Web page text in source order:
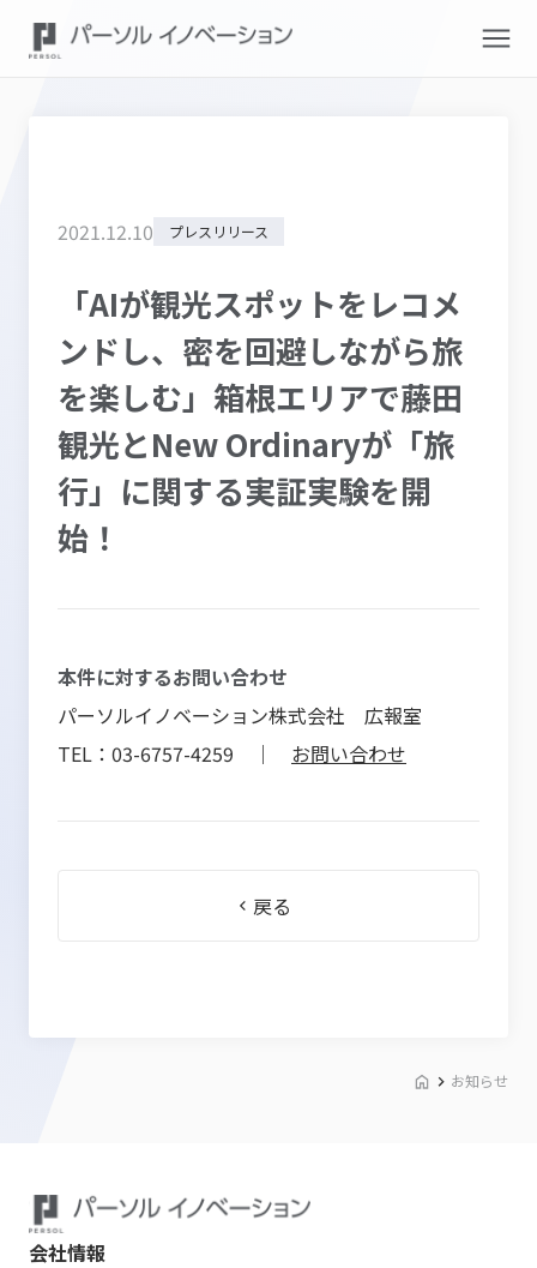
2021.12.10 プレスリリース
「AIが観光スポットをレコメ
ンドし、密を回避しながら旅
を楽しむ」箱根エリアで藤田
観光とNew Ordinaryが「旅
行」に関する実証実験を開
始！
本件に対するお問い合わせ
パーソルイノベーション株式会社 広報室
TEL：03-6757-4259 ｜ お問い合わせ
戻る
お知らせ
会社情報